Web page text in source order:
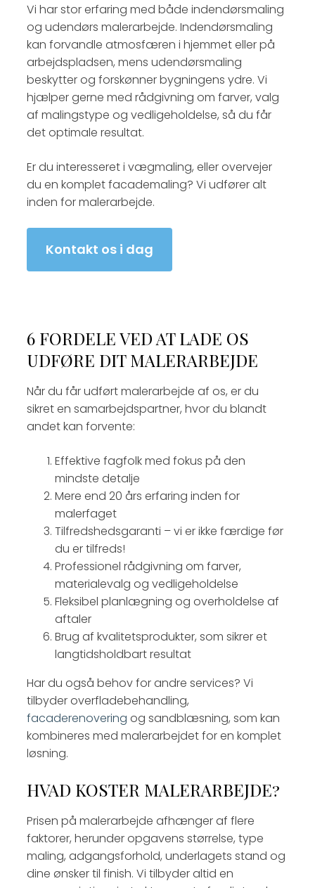
Vi har stor erfaring med både indendørsmaling
og udendørs malerarbejde. Indendørsmaling
kan forvandle atmosfæren i hjemmet eller på
arbejdspladsen, mens udendørsmaling
beskytter og forskønner bygningens ydre. Vi
hjælper gerne med rådgivning om farver, valg
af malingstype og vedligeholdelse, så du får
det optimale resultat.
Er du interesseret i vægmaling, eller overvejer
du en komplet facademaling? Vi udfører alt
inden for malerarbejde.
Kontakt os i dag
6 FORDELE VED AT LADE OS
UDFØRE DIT MALERARBEJDE
Når du får udført malerarbejde af os, er du
sikret en samarbejdspartner, hvor du blandt
andet kan forvente:
Effektive fagfolk med fokus på den
mindste detalje
Mere end 20 års erfaring inden for
malerfaget
Tilfredshedsgaranti – vi er ikke færdige før
du er tilfreds!
Professionel rådgivning om farver,
materialevalg og vedligeholdelse
Fleksibel planlægning og overholdelse af
aftaler
Brug af kvalitetsprodukter, som sikrer et
langtidsholdbart resultat
Har du også behov for andre services? Vi
tilbyder overfladebehandling,
facaderenovering og sandblæsning, som kan
kombineres med malerarbejdet for en komplet
løsning.
HVAD KOSTER MALERARBEJDE?
Prisen på malerarbejde afhænger af flere
faktorer, herunder opgavens størrelse, type
maling, adgangsforhold, underlagets stand og
dine ønsker til finish. Vi tilbyder altid en